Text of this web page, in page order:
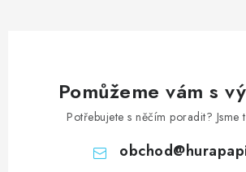
Pomůžeme vám s
Potřebujete s něčím poradit? Jsme
obchod@